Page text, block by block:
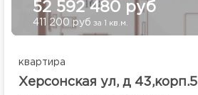
52 592 480 руб
411 200 руб за 1 кв.м.
квартира
Херсонская ул, д 43,корп.5